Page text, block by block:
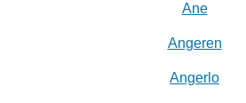
Ane
Angeren
Angerlo